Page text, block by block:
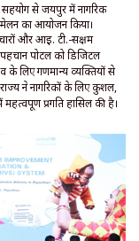
सहयोग से जयपुर में नागरिक
का आयोजन किया।
और आई. टी.-सक्षम
पोर्टल को डिजिटल
के लिए गणमान्य व्यक्तियों से
ने नागरिकों के लिए कुशल,
प्रगति हासिल की है।